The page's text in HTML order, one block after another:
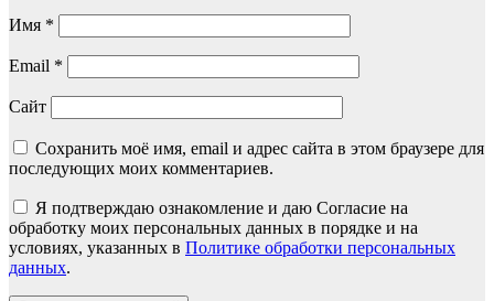
Имя *
Email *
Сайт
Сохранить моё имя, email и адрес сайта в этом браузере для
последующих моих комментариев.
Я подтверждаю ознакомление и даю Согласие на
обработку моих персональных данных в порядке и на
условиях, указанных в Политике обработки персональных
данных.